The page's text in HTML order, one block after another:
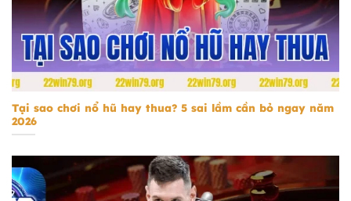
Tại sao chơi nổ hũ hay thua
Tại sao chơi nổ hũ hay thua? 5 sai lầm cần bỏ ngay năm
2026